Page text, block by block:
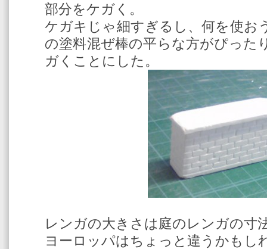
部分をケガく。
ケガキじゃ細すぎるし、何を使お
の塗料混ぜ棒の平らな方がぴった
ガくことにした。
レンガの大きさは庭のレンガの寸
ヨーロッパはちょっと違うかもし